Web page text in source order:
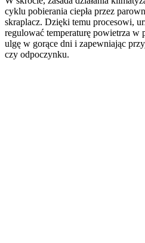
cyklu pobierania ciepła przez
skraplacz. Dzięki temu procesowi,
regulować temperaturę powietrza w
ulgę w gorące dni i zapewniając
czy odpoczynku.